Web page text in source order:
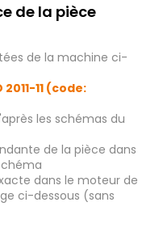
de la pièce
de la machine ci-
11 (code:
les schémas du
de la pièce dans
dans le moteur de
ci-dessous (sans